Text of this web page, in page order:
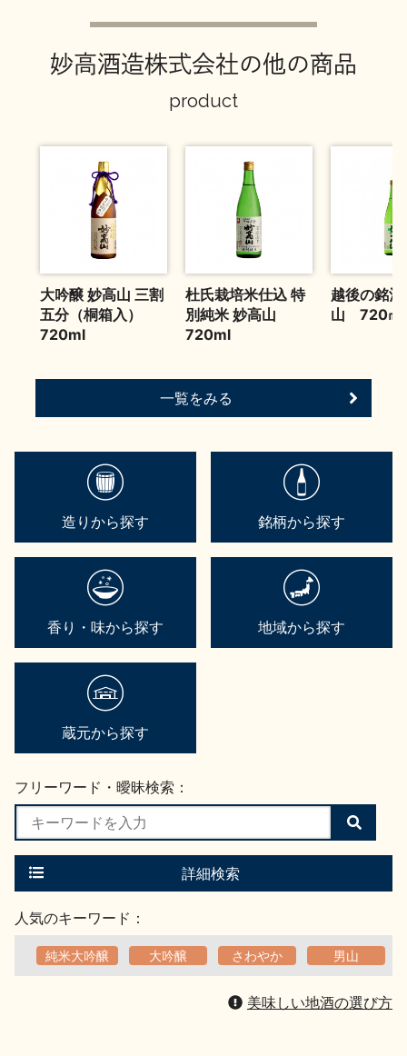
妙高酒造株式会社の他の商品
product
大吟醸 妙高山 三割
五分（桐箱入）
720ml
杜氏栽培米仕込 特
別純米 妙高山
720ml
越後の銘
山 720㎖
一覧をみる
造りから探す 銘柄から探す
香り・味から探す 地域から探す
蔵元から探す
フリーワード・曖昧検索：
検
索
す
詳細検索
人気のキーワード：
純米大吟醸 大吟醸 さわやか 男山
美味しい地酒の選び方